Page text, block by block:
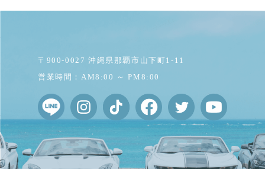
〒900-0027 沖縄県那覇市山下町1-11
営業時間：AM8:00 ～ PM8:00